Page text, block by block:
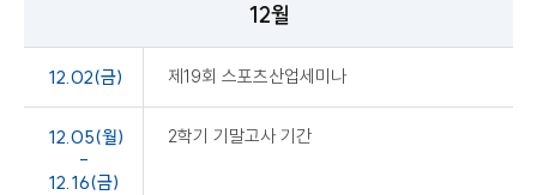
12월
12.02(금) 제19회 스포츠산업세미나
12.05(월)
-
12.16(금)
2학기 기말고사 기간